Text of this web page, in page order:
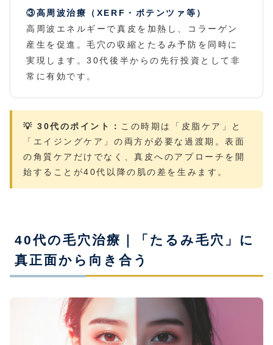
③高周波治療（XERF・ポテンツァ等）
高周波エネルギーで真皮を加熱し、コラーゲン
産生を促進。毛穴の収縮とたるみ予防を同時に
実現します。30代後半からの先行投資として非
常に有効です。
💡 30代のポイント： この時期は「皮脂ケア」と
「エイジングケア」の両方が必要な過渡期。表面
の角質ケアだけでなく、真皮へのアプローチを開
始することが40代以降の肌の差を生みます。
40代の毛穴治療｜「たるみ毛穴」に
真正面から向き合う